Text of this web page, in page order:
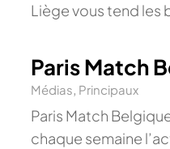
Liège vous tend les
Paris Match
Médias, Principaux
Paris Match
chaque semaine